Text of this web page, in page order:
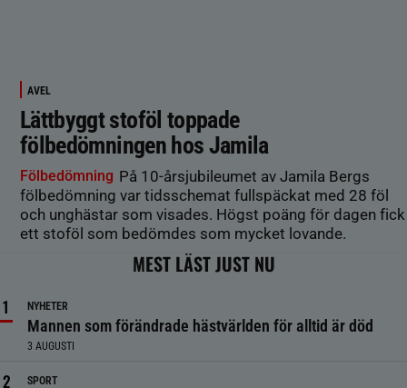
AVEL
Lättbyggt stoföl toppade
fölbedömningen hos Jamila
Fölbedömning På 10-årsjubileumet av Jamila Bergs
fölbedömning var tidsschemat fullspäckat med 28 föl
och unghästar som visades. Högst poäng för dagen fick
ett stoföl som bedömdes som mycket lovande.
MEST LÄST JUST NU
NYHETER
Mannen som förändrade hästvärlden för alltid är död
3 AUGUSTI
SPORT